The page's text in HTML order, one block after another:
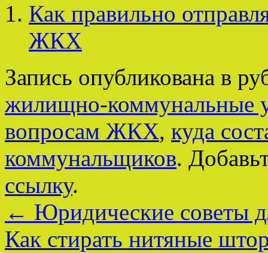
Как правильно
ЖКХ
Запись опубликована в
жилищно-коммунальные
вопросам ЖКХ, куда
коммунальщиков.
ссылку.
← Юридические советы
Как стирать нитяные